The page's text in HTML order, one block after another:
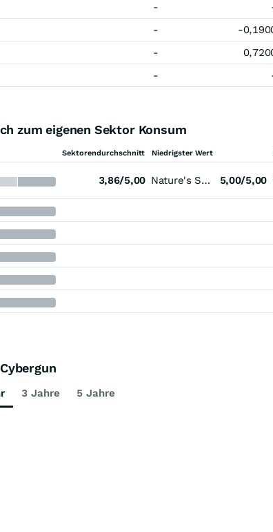
-
- -
-
-
zum eigenen Sektor Konsum
Sektorendurchschnitt Niedrigster Wert
3,86/5,00 Nature's Sunshine Products 5,00/5,00
3 Jahre 5 Jahre